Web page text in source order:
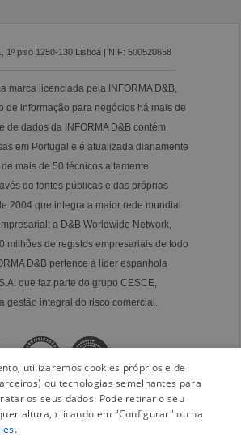
1º piso 1250-130 Lisboa | NIF: 500520658
marca licenciada pela INFORMA D&B,
de informação para negócios há mais de
de dados da INFORMA D&B contém
em Portugal e é atualizada diariamente
mais de 50 técnicos altamente
de fontes públicas e das próprias
2004 que integra a maior rede mundial
a D&B Worldwide Network,
milhões de registos empresariais de todo
D&B pertence à líder espanhola
que faz parte do grupo CESCE,
gestão integral do risco comercial.
utilizaremos cookies próprios e de
ou tecnologias semelhantes para
os seus dados. Pode retirar o seu
altura, clicando em "Configurar" ou na
.